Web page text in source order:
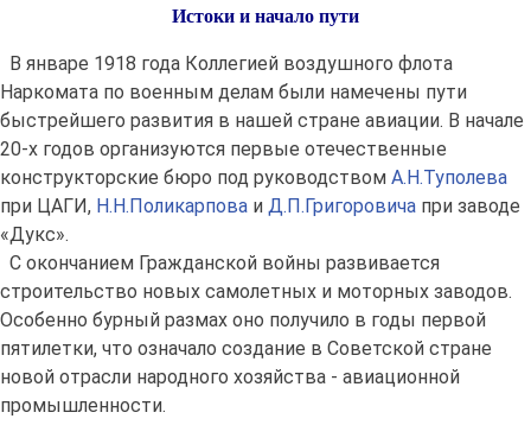
Истоки и начало пути
В январе 1918 года Коллегией воздушного флота
Наркомата по военным делам были намечены пути
быстрейшего развития в нашей стране авиации. В начале
20-х годов организуются первые отечественные
конструкторские бюро под руководством А.Н.Туполева
при ЦАГИ, Н.Н.Поликарпова и Д.П.Григоровича при заводе
«Дукс».
С окончанием Гражданской войны развивается
строительство новых самолетных и моторных заводов.
Особенно бурный размах оно получило в годы первой
пятилетки, что означало создание в Советской стране
новой отрасли народного хозяйства - авиационной
промышленности.